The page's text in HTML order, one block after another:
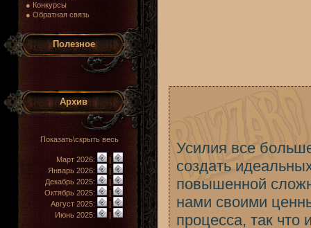
● Конкурсы
● Обратная связь
Полезное
Архив
Показать\скрыть весь
Март 2026:
|
Январь 2026:
|
Декабрь 2025:
|
Октябрь 2025:
|
Август 2025:
|
Июнь 2025:
|
Усилия все
создать
повышенной
нами своими
процесса, так